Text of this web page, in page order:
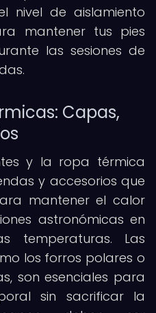
nivel de aislamiento
mantener tus pies
las sesiones de
Capas,
y la ropa térmica
y accesorios que
mantener el calor
astronómicas en
temperaturas. Las
los forros polares o
son esenciales para
sin sacrificar la